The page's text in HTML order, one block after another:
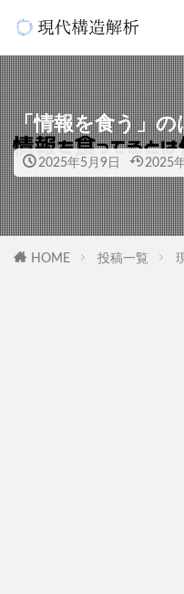
「情報を食う」
2025年5月9日 2025
HOME 投稿一覧